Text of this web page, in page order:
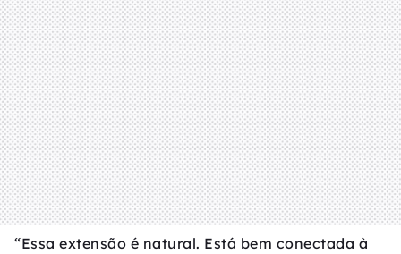
“Essa extensão é natural. Está bem conectada à